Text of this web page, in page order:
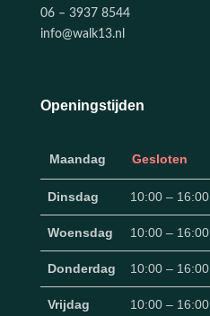
06 – 3937 8544
info@walk13.nl
Openingstijden
Maandag Gesloten
Dinsdag 10:00 – 16:00
Woensdag 10:00 – 16:00
Donderdag 10:00 – 16:00
Vrijdag 10:00 – 16:00